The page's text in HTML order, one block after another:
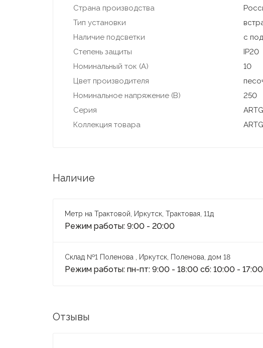
Страна производства
Тип установки
Наличие подсветки
с
Степень защиты
IP20
Номинальный ток (А)
10
Цвет производителя
Номинальное напряжение (В)
250
Серия
Коллекция товара
Наличие
Метр на Трактовой, Иркутск, Трактовая, 11д
Режим работы: 9:00 - 20:00
Склад №1 Поленова , Иркутск, Поленова, дом 18
Режим работы: пн-пт: 9:00 - 18:00 сб: 10:00 -
Отзывы